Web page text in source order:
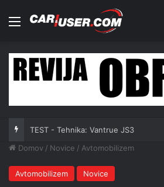
Meni
TEST - Tehnika: Vantrue JS3
Domov / Novice / Avtomobilizem
Avtomobilizem Novice